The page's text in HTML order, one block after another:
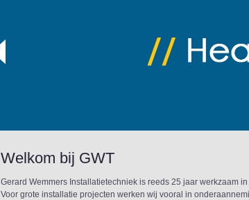
Welkom bij GWT
Gerard Wemmers Installatietechniek is reeds 25 jaar werkzaam
Voor grote installatie projecten werken wij vooral in